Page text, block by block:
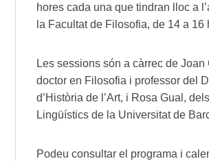
hores cada una que tindran lloc a
la Facultat de Filosofia, de 14 a 16
Les sessions són a càrrec de Joan
doctor en Filosofia i professor del
d’Història de l’Art, i Rosa Gual,
Lingüístics de la Universitat de
Podeu consultar el programa i